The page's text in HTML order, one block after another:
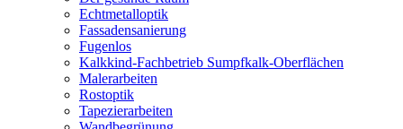
Echtmetalloptik
Fassadensanierung
Fugenlos
Kalkkind-Fachbetrieb Sumpfkalk-Oberflächen
Malerarbeiten
Rostoptik
Tapezierarbeiten